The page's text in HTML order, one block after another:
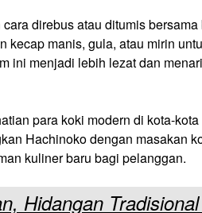
direbus atau ditumis
kecap manis, gula, atau mirin
ini menjadi lebih lezat dan
para koki modern di kota-
Hachinoko dengan masakan
kuliner baru bagi pelanggan.
Hidangan